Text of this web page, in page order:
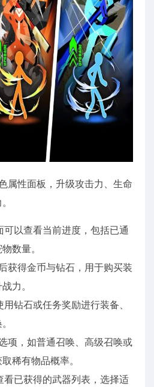
属性面板，升级攻击力、生命
可以查看当前进度，包括已通
数量。
获得金币与钻石，用于购买装
力。
钻石或任务奖励进行装备、
项，如普通召唤、高级召唤或
稀有物品概率。
看已获得的武器列表，选择适